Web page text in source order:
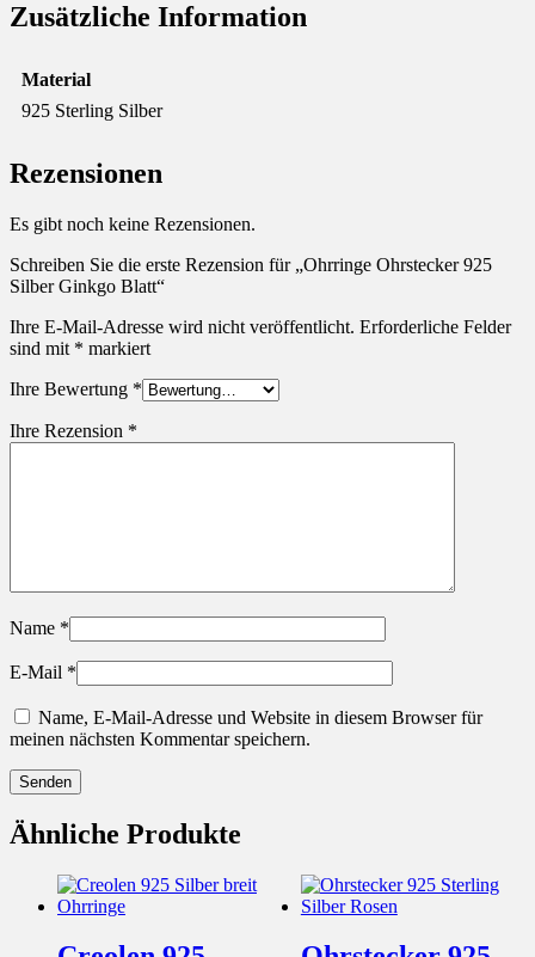
Zusätzliche Information
Material
925 Sterling Silber
Rezensionen
Es gibt noch keine Rezensionen.
Schreiben Sie die erste Rezension für „Ohrringe Ohrstecker 925
Silber Ginkgo Blatt“
Ihre E-Mail-Adresse wird nicht veröffentlicht. Erforderliche Felder
sind mit * markiert
Ihre Bewertung *
Ihre Rezension *
Name *
E-Mail *
Name, E-Mail-Adresse und Website in diesem Browser für
meinen nächsten Kommentar speichern.
Ähnliche Produkte